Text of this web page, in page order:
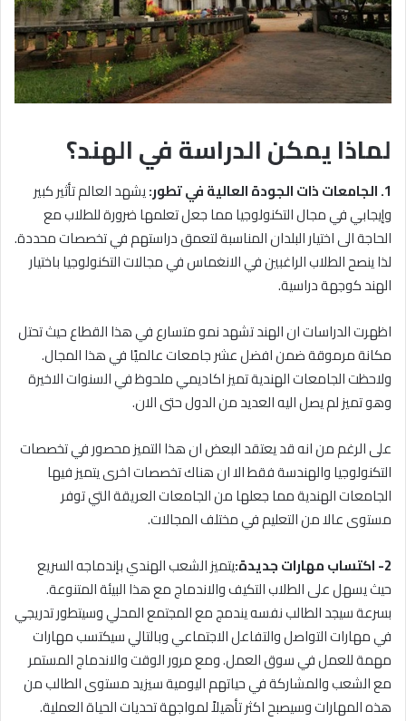
لماذا يمكن الدراسة في الهند؟
1. الجامعات ذات الجودة العالية في تطور:
يشهد العالم تأثير كبير
وإيجابي في مجال التكنولوجيا مما جعل تعلمها ضرورة للطلاب مع
الحاجة الى اختيار البلدان المناسبة لتعمق دراستهم في تخصصات محددة.
لذا ينصح الطلاب الراغبين في الانغماس في مجالات التكنولوجيا باختيار
الهند كوجهة دراسية.
اظهرت الدراسات ان الهند تشهد نمو متسارع في هذا القطاع حيث تحتل
مكانة مرموقة ضمن افضل عشر جامعات عالميًا في هذا المجال.
ولاحظت الجامعات الهندية تميز اكاديمي ملحوظ في السنوات الاخيرة
وهو تميز لم يصل اليه العديد من الدول حتى الان.
على الرغم من انه قد يعتقد البعض ان هذا التميز محصور في تخصصات
التكنولوجيا والهندسة فقط الا ان هناك تخصصات اخرى يتميز فيها
الجامعات الهندية مما جعلها من الجامعات العريقة التي توفر
مستوى عالا من التعليم في مختلف المجالات.
2- اكتساب مهارات جديدة:
يتميز الشعب الهندي بإندماجه السريع
حيث يسهل على الطلاب التكيف والاندماج مع هذا البيئة المتنوعة.
بسرعة سيجد الطالب نفسه يندمج مع المجتمع المحلي وسيتطور تدريجي
في مهارات التواصل والتفاعل الاجتماعي وبالتالي سيكتسب مهارات
مهمة للعمل في سوق العمل. ومع مرور الوقت والاندماج المستمر
مع الشعب والمشاركة في حياتهم اليومية سيزيد مستوى الطالب من
هذه المهارات وسيصبح اكثر تأهيلاً لمواجهة تحديات الحياة العملية.